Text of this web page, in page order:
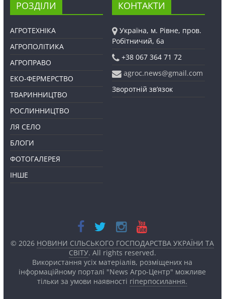
РОЗДІЛИ
АГРОТЕХНІКА
АГРОПОЛІТИКА
АГРОПРАВО
ЕКО-ФЕРМЕРСТВО
ТВАРИННИЦТВО
РОСЛИННИЦТВО
ЛЯ СЕЛО
БЛОГИ
ФОТОГАЛЕРЕЯ
ІНШЕ
КОНТАКТИ
Україна, м. Рівне, пров.
Робітничий, 6а
+38 067 364 71 72
agroc.news@gmail.com
Зворотній зв’язок
© 2026 НОВИНИ СІЛЬСЬКОГО ГОСПОДАРСТВА УКРАЇНИ ТА
СВІТУ. All rights reserved.
Використання усіх матеріалів, розміщених на
інформаційному порталі "News Агро-Центр" можливе
тільки за умови наявності гіперпосилання.